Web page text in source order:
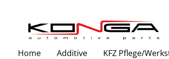
Home Additive KFZ Pflege/